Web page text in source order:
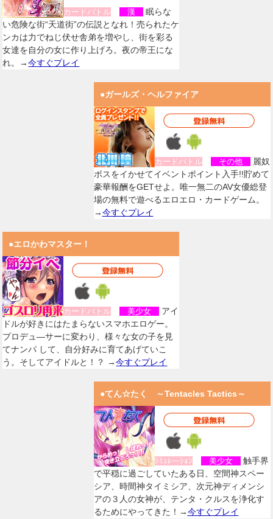
カードバトル 漢
眠らな
い危険な街“天道街”の伝説となれ！売られたケ
ンカは力でねじ伏せ舎弟を増やし、街を彩る
女達を自分の女に作り上げろ。夜の帝王にな
れ。→今すぐプレイ
●ガールズ・ヘルファイア
カードバトル その他
麗奴
ボスをイかせてイベントポイント入手!!貯めて
豪華報酬をGETせよ。唯一無二のAV女優総登
場の無料で遊べるエロエロ・カードゲーム。
→今すぐプレイ
●エロかわマスター！
カードバトル 美少女
アイ
ドルが好きにはたまらないスマホエロゲー。
プロデュ―サーに変わり、様々な女の子を見
てナンパ して、自分好みに育てあげていこ
う。そしてアイドルと！？ →今すぐプレイ
●てん☆たく ～Tentacles Tactics～
ｼﾐｭﾚーｼｮﾝ 美少女
触手界
で平穏に過ごしていたある日、空間神スペー
シア、時間神タイミシア、次元神ディメンシ
アの３人の女神が、テンタ・クルスを浄化す
るためにやってきた！→今すぐプレイ